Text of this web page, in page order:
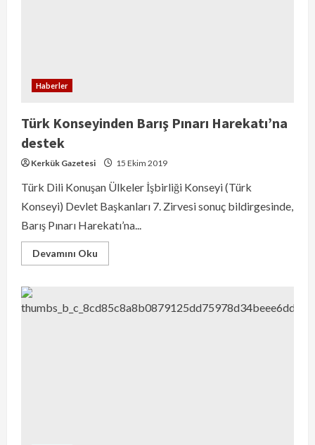
Haberler
Türk Konseyinden Barış Pınarı Harekatı’na
destek
Kerkük Gazetesi 15 Ekim 2019
Türk Dili Konuşan Ülkeler İşbirliği Konseyi (Türk
Konseyi) Devlet Başkanları 7. Zirvesi sonuç bildirgesinde,
Barış Pınarı Harekatı’na...
Devamını Oku